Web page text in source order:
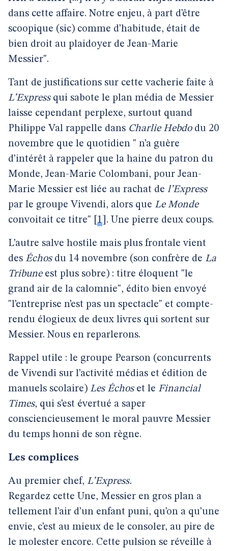
dans cette affaire. Notre enjeu, à part d’être
scoopique (sic) comme d’habitude, était de
bien droit au plaidoyer de Jean-Marie
Messier".
Tant de justifications sur cette vacherie faite à
L’Express qui sabote le plan média de Messier
laisse cependant perplexe, surtout quand
Philippe Val rappelle dans Charlie Hebdodu 20
novembre que le quotidien " n’a guère
d’intérêt à rappeler que la haine du patron du
Monde, Jean-Marie Colombani, pour Jean-
Marie Messier est liée au rachat de l’Express
par le groupe Vivendi, alors que Le Monde
convoitait ce titre"
1 . Une pierre deux coups.
L’autre salve hostile mais plus frontale vient
des Échosdu 14 novembre (son confrère de La
Tribuneest plus sobre) : titre éloquent "le
grand air de la calomnie", édito bien envoyé
"l’entreprise n’est pas un spectacle" et compte-
rendu élogieux de deux livres qui sortent sur
Messier. Nous en reparlerons.
Rappel utile : le groupe Pearson (concurrents
de Vivendi sur l’activité médias et édition de
manuels scolaire) Les Échoset le Financial
Times, qui s’est évertué a saper
consciencieusement le moral pauvre Messier
du temps honni de son règne.
Les complices
Au premier chef, L’Express.
Regardez cette Une, Messier en gros plan a
tellement l’air d’un enfant puni, qu’on a qu’une
envie, c’est au mieux de le consoler, au pire de
le molester encore. Cette pulsion se réveille à